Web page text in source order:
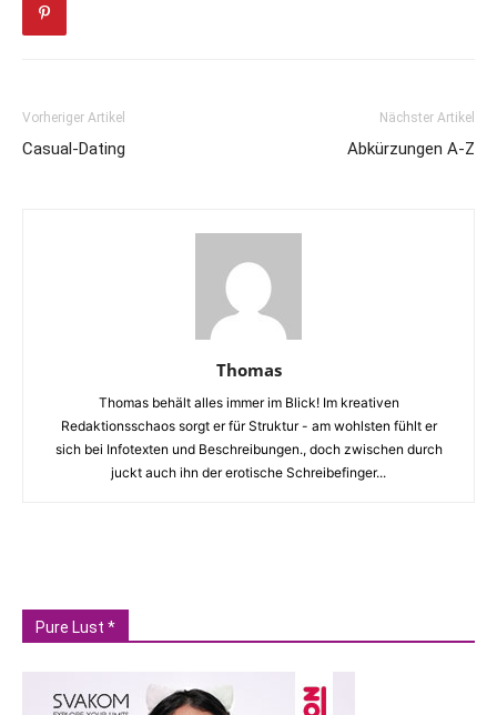
Vorheriger Artikel
Casual-Dating
Nächster Artikel
Abkürzungen A-Z
Thomas
Thomas behält alles immer im Blick! Im kreativen
Redaktionsschaos sorgt er für Struktur - am wohlsten fühlt er
sich bei Infotexten und Beschreibungen., doch zwischen durch
juckt auch ihn der erotische Schreibefinger...
Pure Lust *